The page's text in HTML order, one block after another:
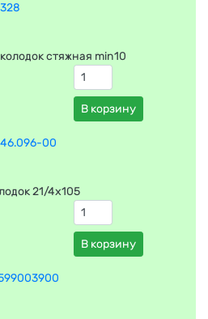
стяжная min10
В корзину
00
21/4x105
В корзину